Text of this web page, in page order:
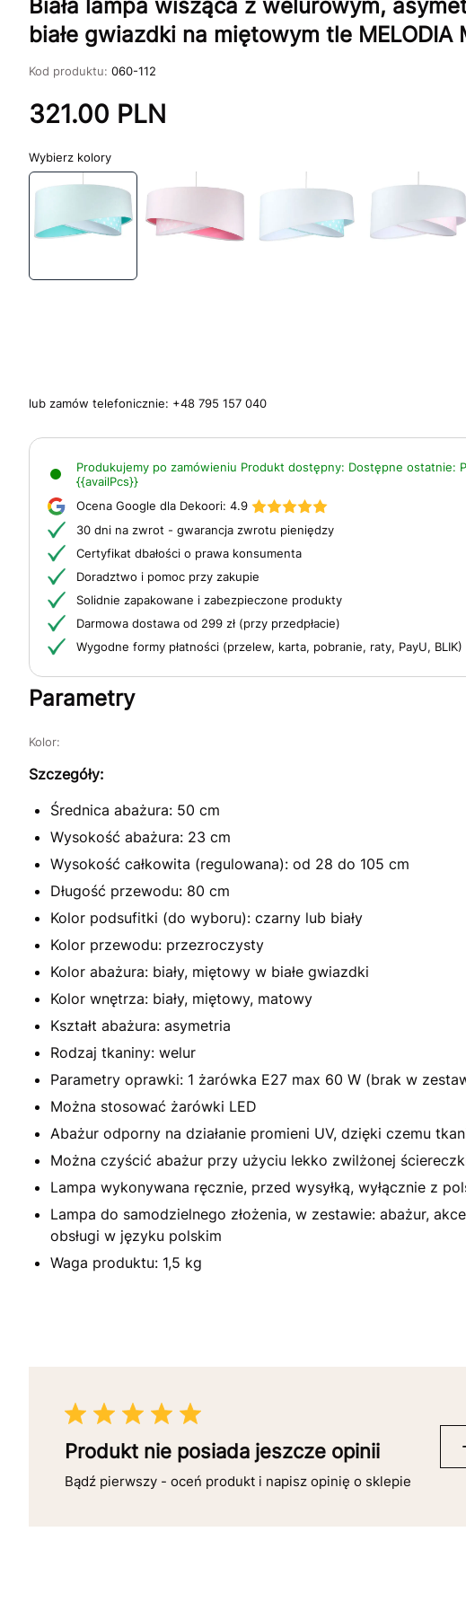
Biała lampa wisząca z welurowym,
białe gwiazdki na miętowym tle MELODIA
Kod produktu: 060-112
321.00 PLN
kolory
lub zamów telefonicznie: +48 795 157 040
Produkujemy po zamówieniu Produkt dostępny: Dostępne ostatnie:
{{availPcs}}
Ocena Google dla Dekoori: 4.9
30 dni na zwrot - gwarancja zwrotu pieniędzy
Certyfikat dbałości o prawa konsumenta
Doradztwo i pomoc przy zakupie
Solidnie zapakowane i zabezpieczone produkty
Darmowa dostawa od 299 zł (przy przedpłacie)
Wygodne formy płatności (przelew, karta, pobranie, raty, PayU, BLIK)
Parametry
Kolor:
Szczegóły:
Średnica abażura: 50 cm
Wysokość abażura: 23 cm
Wysokość całkowita (regulowana): od 28 do 105 cm
Długość przewodu: 80 cm
Kolor podsufitki (do wyboru): czarny lub biały
Kolor przewodu: przezroczysty
Kolor abażura: biały, miętowy w białe gwiazdki
Kolor wnętrza: biały, miętowy, matowy
Kształt abażura: asymetria
Rodzaj tkaniny: welur
Parametry oprawki: 1 żarówka E27 max 60 W (brak w
Można stosować żarówki LED
Abażur odporny na działanie promieni UV, dzięki czemu
Można czyścić abażur przy użyciu lekko zwilżonej
Lampa wykonywana ręcznie, przed wysyłką, wyłącznie z
Lampa do samodzielnego złożenia, w zestawie: abażur,
obsługi w języku polskim
Waga produktu: 1,5 kg
Produkt nie posiada jeszcze opinii
Bądź pierwszy - oceń produkt i napisz opinię o sklepie